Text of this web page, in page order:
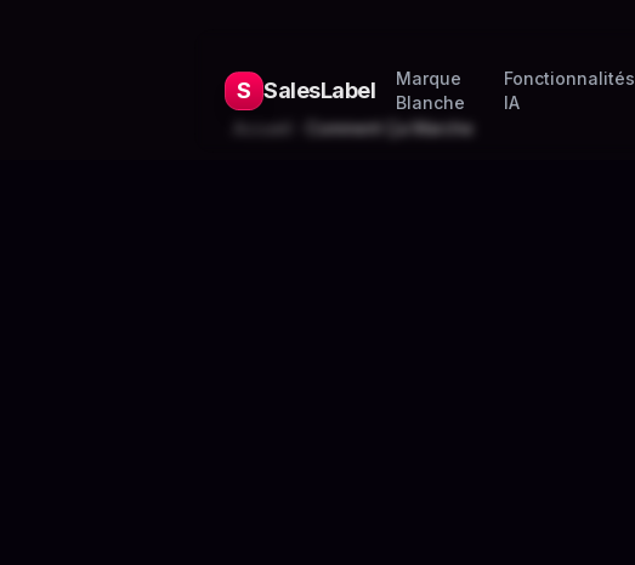
S SalesLabel
Marque
Blanche
Fonctionnalités
IA
Comment Ça Marche